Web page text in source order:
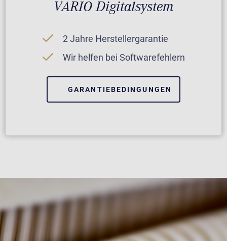
VARIO Digitalsystem
2 Jahre Herstellergarantie
Wir helfen bei Softwarefehlern
GARANTIEBEDINGUNGEN